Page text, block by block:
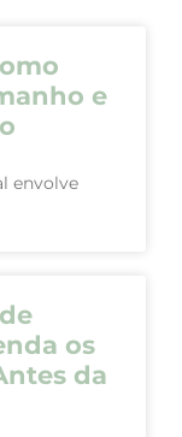
e
envolve
os
da